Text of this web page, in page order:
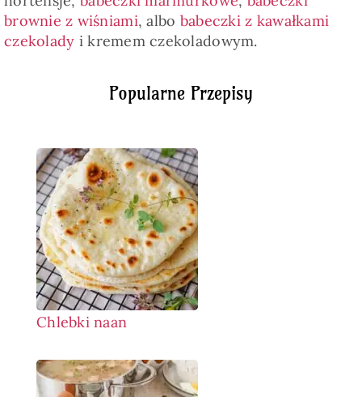
Popularne Przepisy
Chlebki naan
brownie z wiśniami, albo babeczki z kawałkami
czekolady i kremem czekoladowym.